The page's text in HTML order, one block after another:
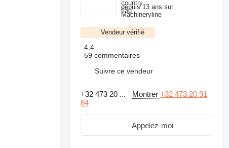
depuis 13 ans sur
Machineryline
Vendeur vérifié
4.4
59 commentaires
Suivre ce vendeur
+32 473 20 ... Montrer+32 473 20 91
84
Appelez-moi